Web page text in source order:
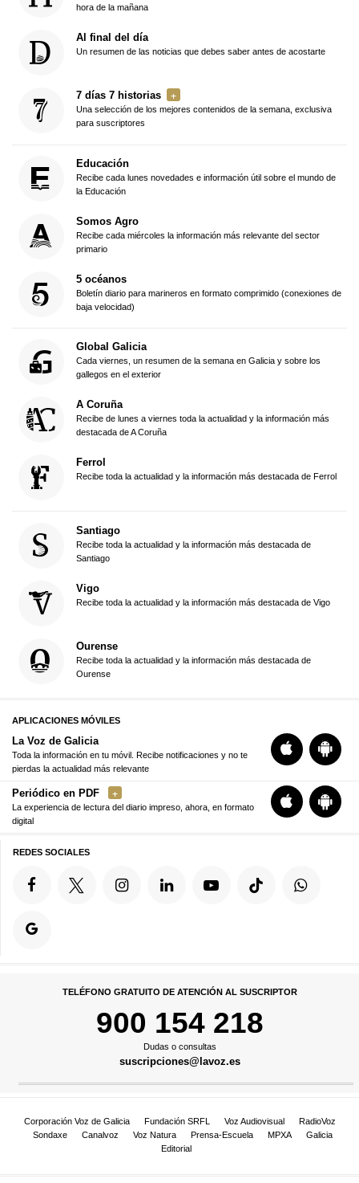
hora de la mañana
Al final del día
Un resumen de las noticias que debes saber antes de acostarte
7 días 7 historias
Una selección de los mejores contenidos de la semana, exclusiva
para suscriptores
Educación
Recibe cada lunes novedades e información útil sobre el mundo de
la Educación
Somos Agro
Recibe cada miércoles la información más relevante del sector
primario
5 océanos
Boletín diario para marineros en formato comprimido (conexiones de
baja velocidad)
Global Galicia
Cada viernes, un resumen de la semana en Galicia y sobre los
gallegos en el exterior
A Coruña
Recibe de lunes a viernes toda la actualidad y la información más
destacada de A Coruña
Ferrol
Recibe toda la actualidad y la información más destacada de Ferrol
Santiago
Recibe toda la actualidad y la información más destacada de
Santiago
Vigo
Recibe toda la actualidad y la información más destacada de Vigo
Ourense
Recibe toda la actualidad y la información más destacada de
Ourense
APLICACIONES MÓVILES
La Voz de Galicia
Toda la información en tu móvil. Recibe notificaciones y no te
pierdas la actualidad más relevante
Periódico en PDF
La experiencia de lectura del diario impreso, ahora, en formato
digital
REDES SOCIALES
TELÉFONO GRATUITO DE ATENCIÓN AL SUSCRIPTOR
900 154 218
Dudas o consultas
suscripciones@lavoz.es
Corporación Voz de Galicia Fundación SRFL Voz Audiovisual
RadioVoz
Sondaxe
Canalvoz Voz Natura Prensa-Escuela MPXA
Galicia
Editorial